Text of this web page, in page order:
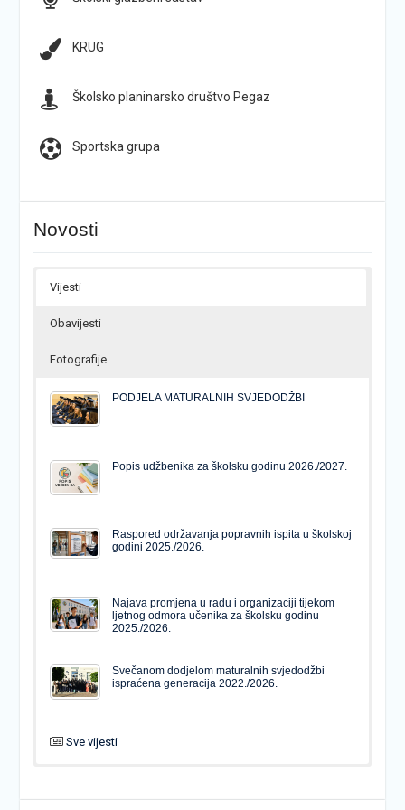
KRUG
Školsko planinarsko društvo Pegaz
Sportska grupa
Novosti
Vijesti
Obavijesti
Fotografije
PODJELA MATURALNIH SVJEDODŽBI
Popis udžbenika za školsku godinu 2026./2027.
Raspored održavanja popravnih ispita u školskoj
godini 2025./2026.
Najava promjena u radu i organizaciji tijekom
ljetnog odmora učenika za školsku godinu
2025./2026.
Svečanom dodjelom maturalnih svjedodžbi
ispraćena generacija 2022./2026.
Sve vijesti